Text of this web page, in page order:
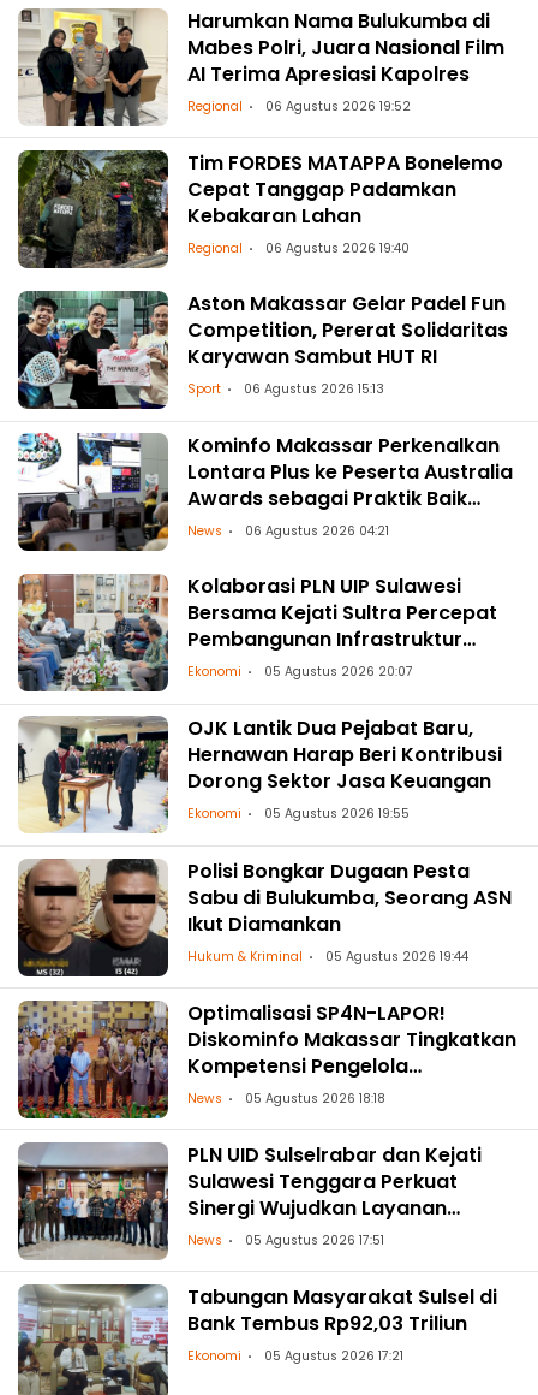
Harumkan Nama Bulukumba di
Mabes Polri, Juara Nasional Film
AI Terima Apresiasi Kapolres
Regional 06 Agustus 2026 19:52
Tim FORDES MATAPPA Bonelemo
Cepat Tanggap Padamkan
Kebakaran Lahan
Regional 06 Agustus 2026 19:40
Aston Makassar Gelar Padel Fun
Competition, Pererat Solidaritas
Karyawan Sambut HUT RI
Sport 06 Agustus 2026 15:13
Kominfo Makassar Perkenalkan
Lontara Plus ke Peserta Australia
Awards sebagai Praktik Baik
Transformasi Digital
News 06 Agustus 2026 04:21
Kolaborasi PLN UIP Sulawesi
Bersama Kejati Sultra Percepat
Pembangunan Infrastruktur
Ketenagalistrikan
Ekonomi 05 Agustus 2026 20:07
OJK Lantik Dua Pejabat Baru,
Hernawan Harap Beri Kontribusi
Dorong Sektor Jasa Keuangan
Ekonomi 05 Agustus 2026 19:55
Polisi Bongkar Dugaan Pesta
Sabu di Bulukumba, Seorang ASN
Ikut Diamankan
Hukum & Kriminal 05 Agustus 2026 19:44
Optimalisasi SP4N-LAPOR!
Diskominfo Makassar Tingkatkan
Kompetensi Pengelola
Pengaduan OPD
News 05 Agustus 2026 18:18
PLN UID Sulselrabar dan Kejati
Sulawesi Tenggara Perkuat
Sinergi Wujudkan Layanan
Kelistrikan Andal dengan
Hukum
News 05 Agustus 2026 17:51
Tabungan Masyarakat Sulsel di
Bank Tembus Rp92,03 Triliun
Ekonomi 05 Agustus 2026 17:21